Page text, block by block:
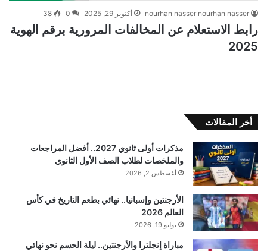
nourhan nasser nourhan nasser أكتوبر 29, 2025 0
38
رابط الاستعلام عن المخالفات المرورية برقم الهوية
2025
أخر المقالات
مذكرات أولى ثانوي 2027.. أفضل المراجعات
والملخصات لطلاب الصف الأول الثانوي
أغسطس 2, 2026
الأرجنتين وإسبانيا.. نهائي بطعم التاريخ في كأس
العالم 2026
يوليو 19, 2026
مباراة إنجلترا والأرجنتين.. ليلة الحسم نحو نهائي